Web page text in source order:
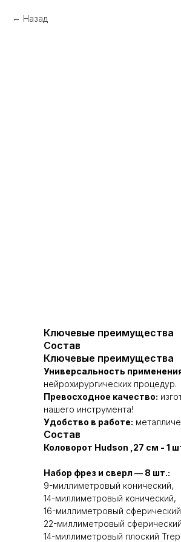
Назад
Ключевые преимущества
Состав
Ключевые преимущества
Универсальность
нейрохирургических процедур.
Превосходное качество:
нашего инструмента!
Удобство в работе:
Состав
Коловорот Hudson ,27 см - 1
Набор фрез и сверл — 8 шт.:
9-миллиметровый конический,
14-миллиметровый конический,
16-миллиметровый
22-миллиметровый
14-миллиметровый плоский